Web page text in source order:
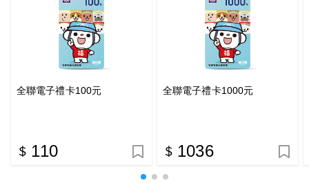
全聯電子禮卡100元
110
全聯電子禮卡1000元
1036